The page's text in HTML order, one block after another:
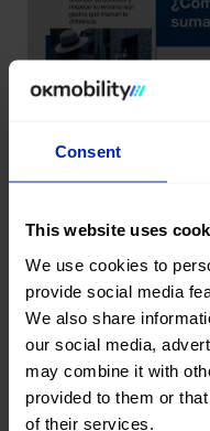
Consent
This website uses
We use cookies to
provide social media
We also share
our social media,
may combine it with
provided to them or
of their services.